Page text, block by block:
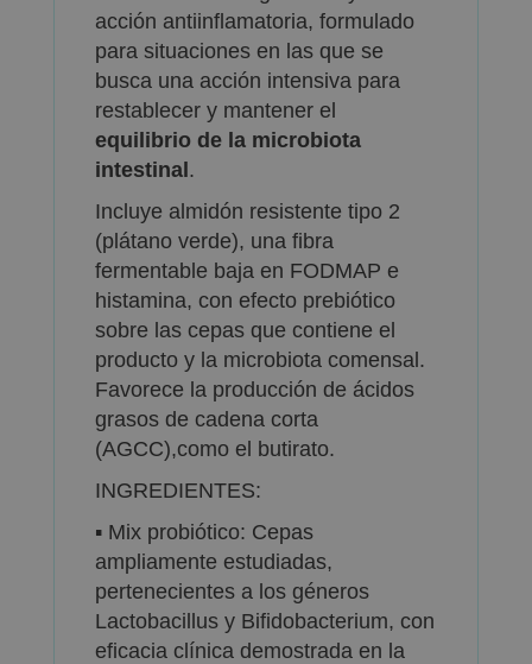
acción antiinflamatoria, formulado
para situaciones en las que se
busca una acción intensiva para
restablecer y mantener el
equilibrio de la microbiota
intestinal.
Incluye almidón resistente tipo 2
(plátano verde), una fibra
fermentable baja en FODMAP e
histamina, con efecto prebiótico
sobre las cepas que contiene el
producto y la microbiota comensal.
Favorece la producción de ácidos
grasos de cadena corta
(AGCC),como el butirato.
INGREDIENTES:
▪ Mix probiótico: Cepas
ampliamente estudiadas,
pertenecientes a los géneros
Lactobacillus y Bifidobacterium, con
eficacia clínica demostrada en la